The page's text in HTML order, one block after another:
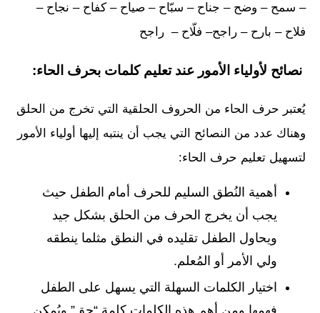
– سمح – وضح – جناح – سبّاح – صياح – كفاح – نجاح –
فلاح – بارح – راجح– فلّاح – راجح
نصائح لأولياء الأمور عند تعليم كلمات بحرف الحاء:
يُعتبر حرف الحاء من الحروف الحلقية التي تخرج من الحلق
وهناك عدد من النصائح التي يجب أن ينتبه إليها أولياء الأمور
لتسهيل تعليم حرف الحاء:
أهمية النُطق السليم للحرف أمام الطفل حيث
يجب أن يخرج الحرف من الحلق بشكل جيد
ويحاول الطفل تقليده في النطق مثلما ينطقه
ولي الأمر أو المُعلم.
اختيار الكلمات السهلة التي يسهل على الطفل